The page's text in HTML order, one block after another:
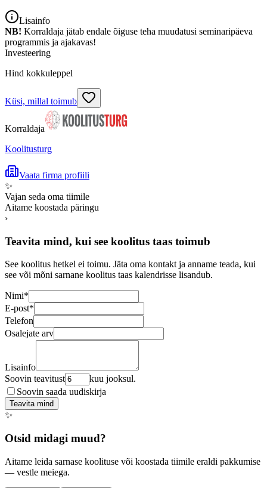
Lisainfo
NB! Korraldaja jätab endale õiguse teha muudatusi seminaripäeva
programmis ja ajakavas!
Investeering
Hind kokkuleppel
Küsi, millal toimub
Korraldaja
Koolitusturg
Vaata firma profiili
✨
Vajan seda oma tiimile
Aitame koostada päringu
›
Teavita mind, kui see koolitus taas toimub
See koolitus hetkel ei toimu. Jäta oma kontakt ja anname teada, kui
see või mõni sarnane koolitus taas kalendrisse lisandub.
Nimi*
E-post*
Telefon
Osalejate arv
Lisainfo
Soovin teavitust
kuu jooksul.
Soovin saada uudiskirja
Teavita mind
✨
Otsid midagi muud?
Aitame leida sarnase koolituse või koostada tiimile eraldi pakkumise
— vestle meiega.